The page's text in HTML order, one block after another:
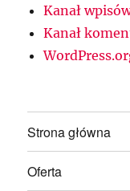
Kanał
Kanał
Strona główna
Oferta